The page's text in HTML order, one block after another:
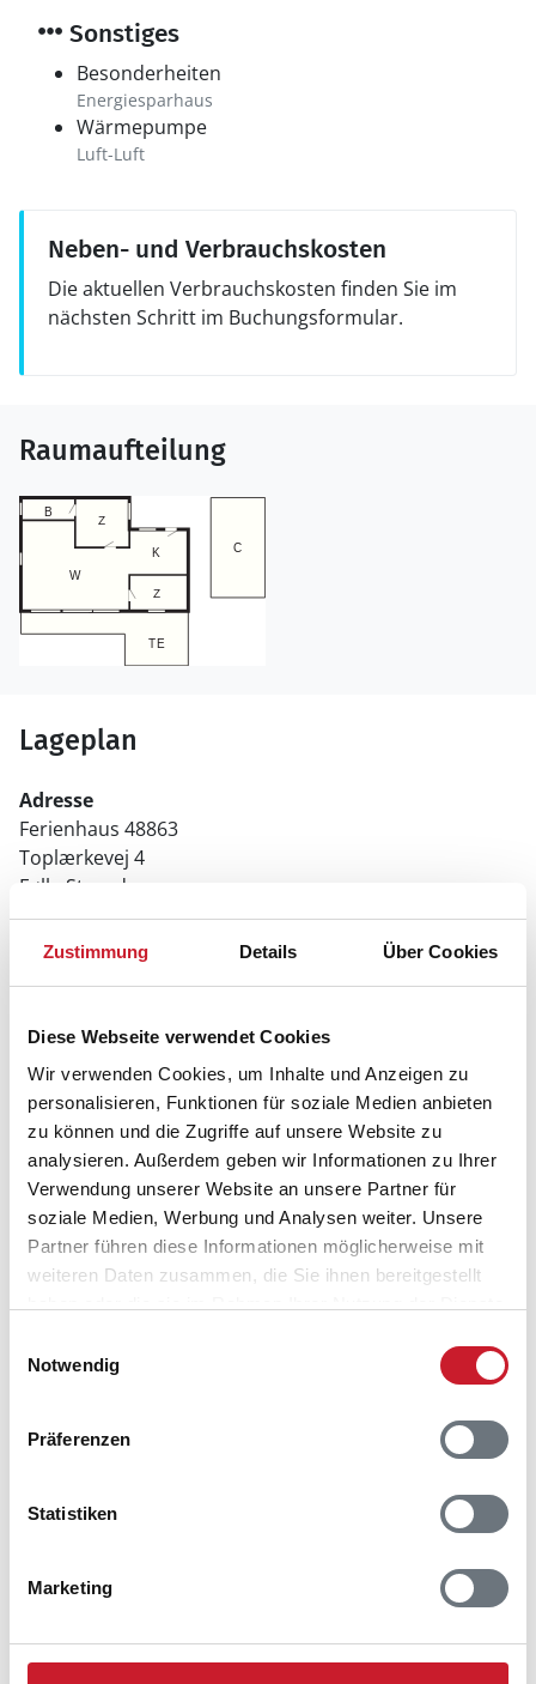
Zustimmung Details Über Cookies
Diese Webseite verwendet Cookies
Wir verwenden Cookies, um Inhalte und Anzeigen zu
personalisieren, Funktionen für soziale Medien anbieten
zu können und die Zugriffe auf unsere Website zu
analysieren. Außerdem geben wir Informationen zu Ihrer
Verwendung unserer Website an unsere Partner für
soziale Medien, Werbung und Analysen weiter. Unsere
Partner führen diese Informationen möglicherweise mit
weiteren Daten zusammen, die Sie ihnen bereitgestellt
Notwendig
Präferenzen
Statistiken
Marketing
Sonstiges
Besonderheiten
Energiesparhaus
Wärmepumpe
Luft-Luft
Neben- und Verbrauchskosten
Die aktuellen Verbrauchskosten finden Sie im
nächsten Schritt im Buchungsformular.
Raumaufteilung
Lageplan
Adresse
Ferienhaus 48863
Toplærkevej 4
Følle Strand
8410 Rønde
Belegungskalender
Anzahl Reisende auswählen
Sie bekommen Verfügbarkeit und Preis angezeigt
Reisezeitraumes auch Änderungen bei der